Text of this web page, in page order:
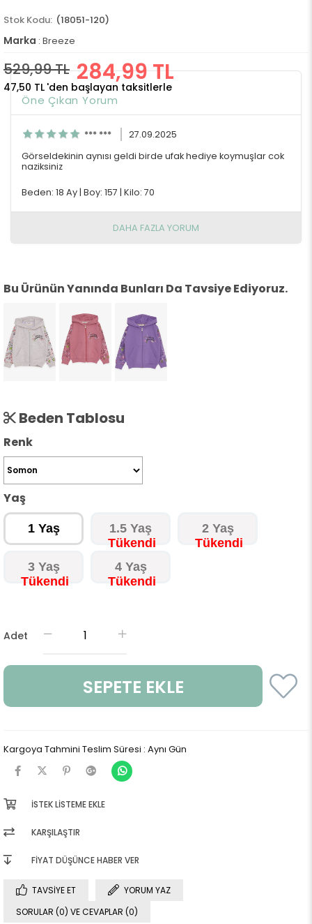
(18051-120)
Marka : Breeze
529,99 TL 284,99 TL
47,50 TL 'den başlayan taksitlerle
Öne Çıkan Yorum
*** ***
27.09.2025
Görseldekinin aynısı geldi birde ufak hediye koymuşlar cok
naziksiniz
Beden: 18 Ay | Boy: 157 | Kilo: 70
DAHA FAZLA YORUM
Bu Ürünün Yanında Bunları Da Tavsiye Ediyoruz.
Beden Tablosu
Renk
Yaş
1 Yaş 1.5 Yaş 2 Yaş
3 Yaş 4 Yaş
Adet
Kargoya Tahmini Teslim Süresi : Aynı Gün
İSTEK LISTEME EKLE
KARŞILAŞTIR
FIYAT DÜŞÜNCE HABER VER
TAVSIYE ET
YORUM YAZ
SORULAR (0) VE CEVAPLAR (0)